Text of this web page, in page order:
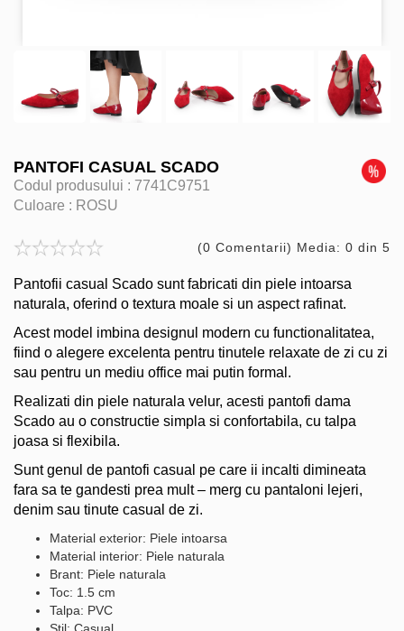
PANTOFI CASUAL SCADO
Codul produsului : 7741C9751
Culoare : ROSU
(0 Comentarii) Media: 0 din 5
Pantofii casual Scado sunt fabricati din piele intoarsa
naturala, oferind o textura moale si un aspect rafinat.
Acest model imbina designul modern cu functionalitatea,
fiind o alegere excelenta pentru tinutele relaxate de zi cu zi
sau pentru un mediu office mai putin formal.
Realizati din piele naturala velur, acesti pantofi dama
Scado au o constructie simpla si confortabila, cu talpa
joasa si flexibila.
Sunt genul de pantofi casual pe care ii incalti dimineata
fara sa te gandesti prea mult – merg cu pantaloni lejeri,
denim sau tinute casual de zi.
Material exterior: Piele intoarsa
Material interior: Piele naturala
Brant: Piele naturala
Toc: 1.5 cm
Talpa: PVC
Stil: Casual